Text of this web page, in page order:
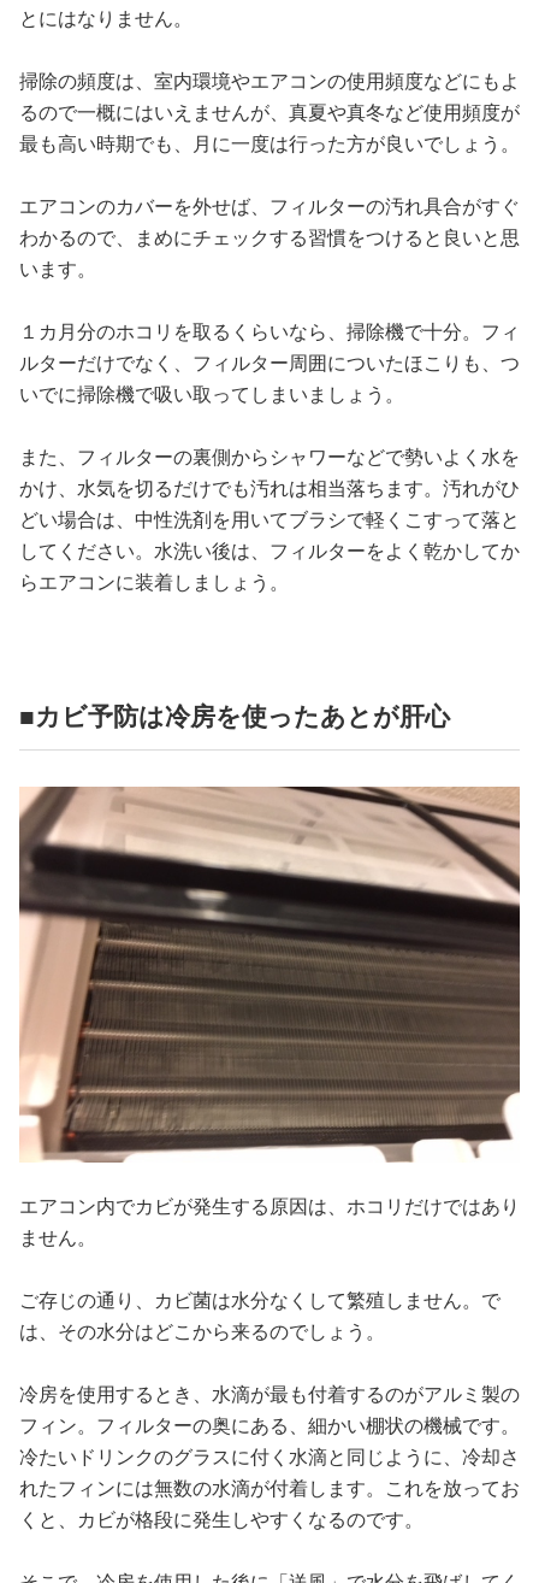
とにはなりません。
掃除の頻度は、室内環境やエアコンの使用頻度などにもよ
るので一概にはいえませんが、真夏や真冬など使用頻度が
最も高い時期でも、月に一度は行った方が良いでしょう。
エアコンのカバーを外せば、フィルターの汚れ具合がすぐ
わかるので、まめにチェックする習慣をつけると良いと思
います。
１カ月分のホコリを取るくらいなら、掃除機で十分。フィ
ルターだけでなく、フィルター周囲についたほこりも、つ
いでに掃除機で吸い取ってしまいましょう。
また、フィルターの裏側からシャワーなどで勢いよく水を
かけ、水気を切るだけでも汚れは相当落ちます。汚れがひ
どい場合は、中性洗剤を用いてブラシで軽くこすって落と
してください。水洗い後は、フィルターをよく乾かしてか
らエアコンに装着しましょう。
■カビ予防は冷房を使ったあとが肝心
エアコン内でカビが発生する原因は、ホコリだけではあり
ません。
ご存じの通り、カビ菌は水分なくして繁殖しません。で
は、その水分はどこから来るのでしょう。
冷房を使用するとき、水滴が最も付着するのがアルミ製の
フィン。フィルターの奥にある、細かい棚状の機械です。
冷たいドリンクのグラスに付く水滴と同じように、冷却さ
れたフィンには無数の水滴が付着します。これを放ってお
くと、カビが格段に発生しやすくなるのです。